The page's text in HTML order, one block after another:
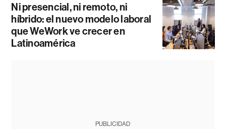
Ni presencial, ni remoto, ni
híbrido: el nuevo modelo laboral
que WeWork ve crecer en
Latinoamérica
PUBLICIDAD